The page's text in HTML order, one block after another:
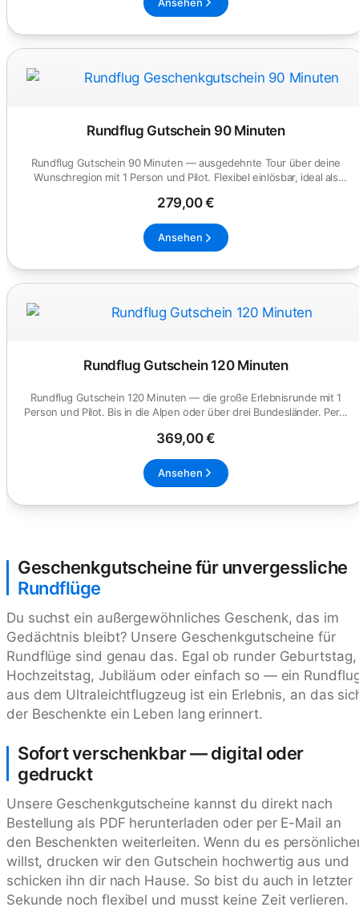
Rundflug Gutschein 90 Minuten
Rundflug Gutschein 90 Minuten — ausgedehnte Tour über deine
Wunschregion mit 1 Person und Pilot. Flexibel einlösbar, ideal als
279,00 €
Ansehen
Rundflug Gutschein 120 Minuten
Rundflug Gutschein 120 Minuten — die große Erlebnisrunde mit 1
Person und Pilot. Bis in die Alpen oder über drei Bundesländer. Per...
369,00 €
Ansehen
Geschenkgutscheine für unvergessliche
Rundflüge
Du suchst ein außergewöhnliches Geschenk, das im
Gedächtnis bleibt? Unsere Geschenkgutscheine für
Rundflüge sind genau das. Egal ob runder Geburtstag,
Hochzeitstag, Jubiläum oder einfach so — ein
aus dem Ultraleichtflugzeug ist ein Erlebnis, an das
der Beschenkte ein Leben lang erinnert.
Sofort verschenkbar — digital oder
gedruckt
Unsere Geschenkgutscheine kannst du direkt nach
Bestellung als PDF herunterladen oder per E-Mail an
den Beschenkten weiterleiten. Wenn du es
willst, drucken wir den Gutschein hochwertig aus und
schicken ihn dir nach Hause. So bist du auch in letzter
Sekunde noch flexibel und musst keine Zeit verlieren.